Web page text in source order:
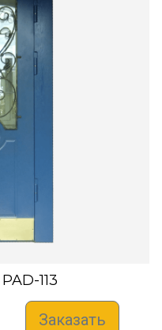
PAD-113
Заказать